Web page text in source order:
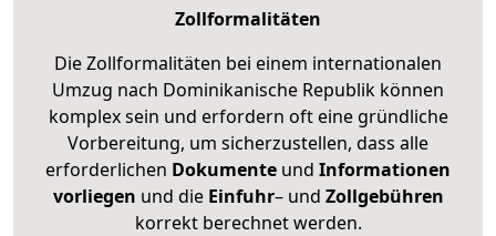
Zollformalitäten
Die Zollformalitäten bei einem internationalen
Umzug nach Dominikanische Republik können
komplex sein und erfordern oft eine gründliche
Vorbereitung, um sicherzustellen, dass alle
erforderlichen Dokumente und Informationen
vorliegen und die Einfuhr– und Zollgebühren
korrekt berechnet werden.